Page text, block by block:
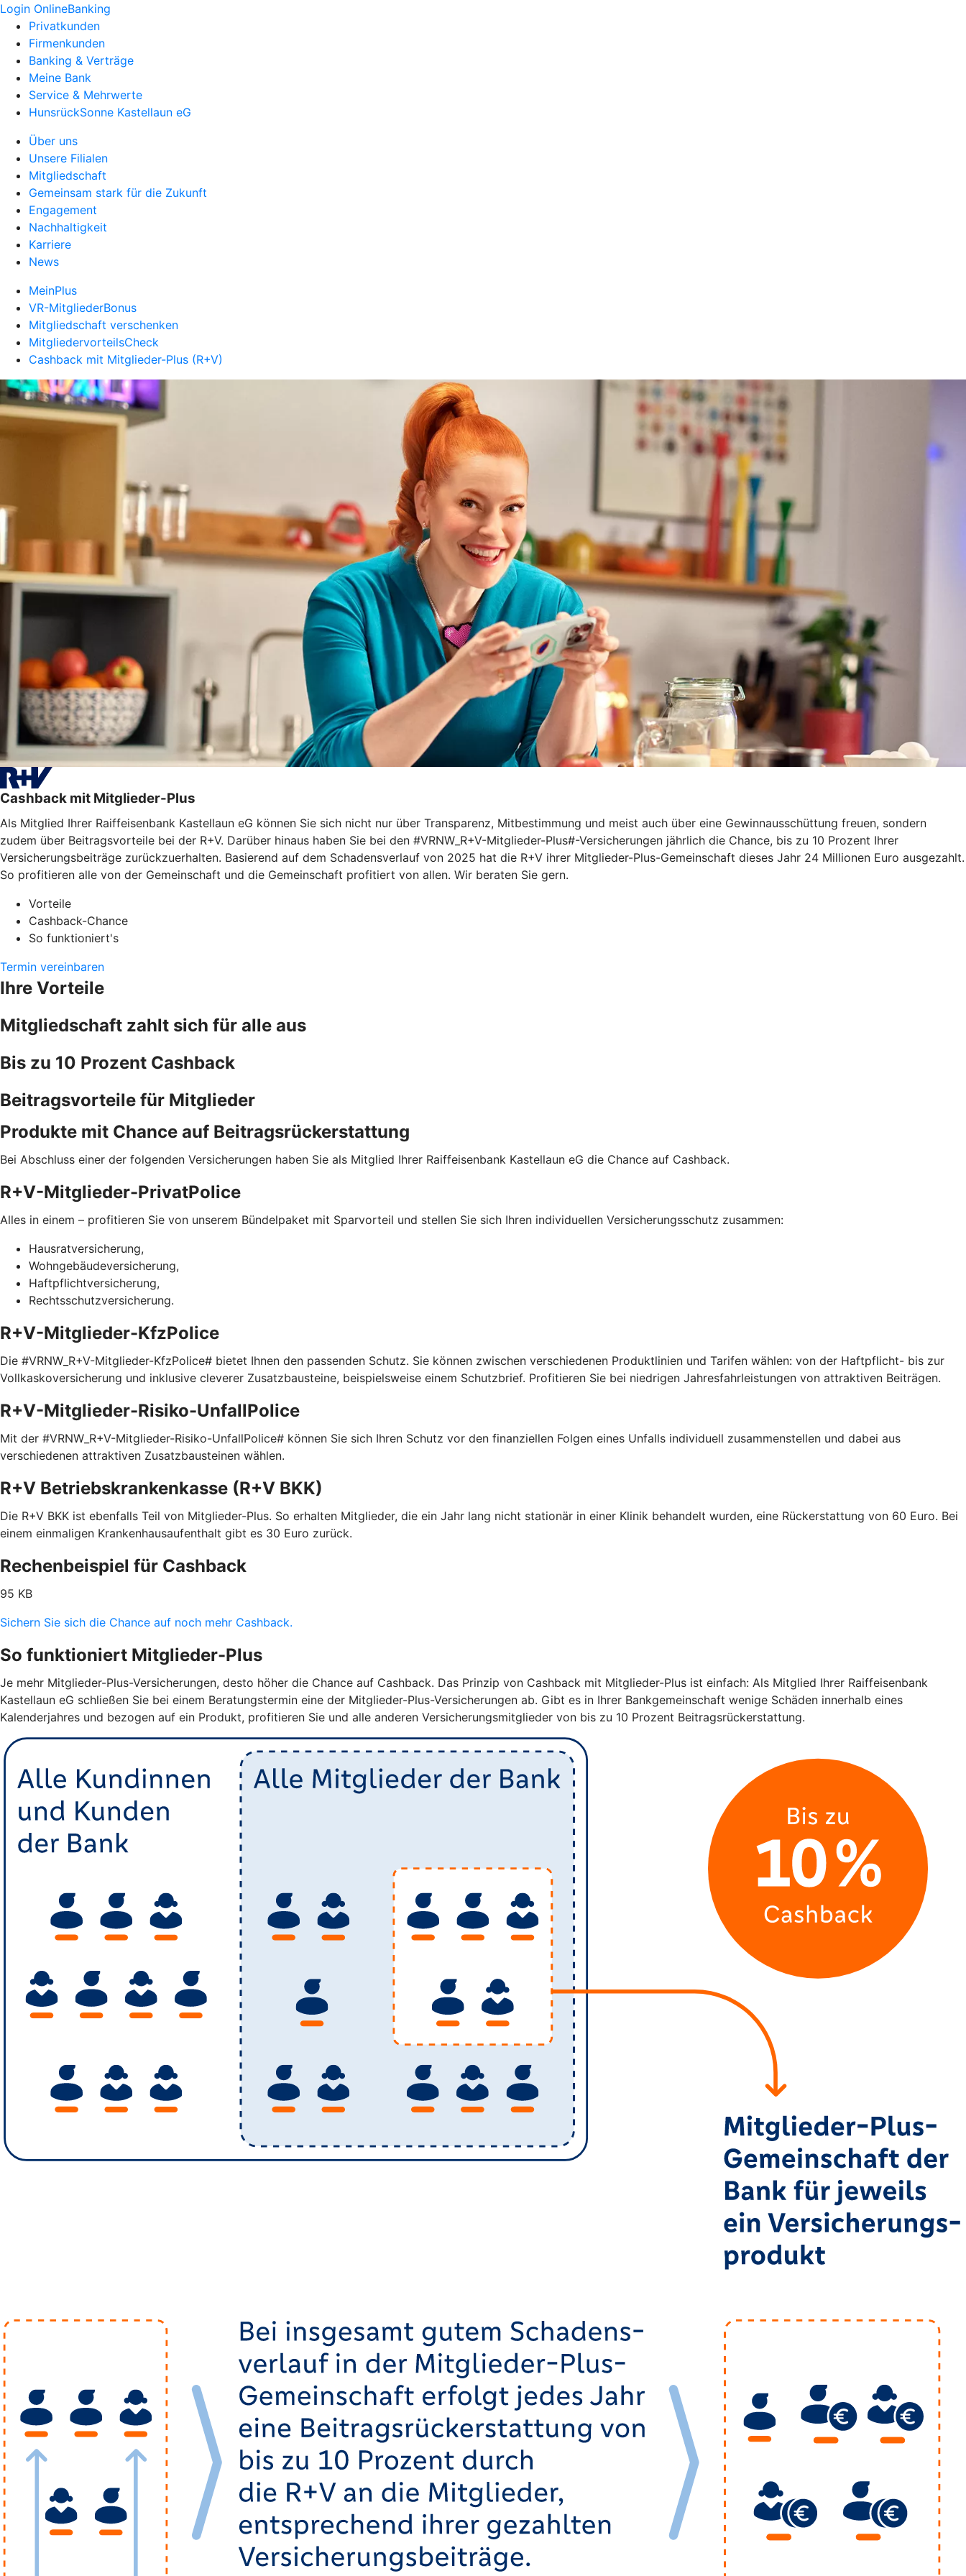
Login OnlineBanking
Privatkunden
Firmenkunden
Banking & Verträge
Meine Bank
Service & Mehrwerte
HunsrückSonne Kastellaun eG
Über uns
Unsere Filialen
Mitgliedschaft
Gemeinsam stark für die Zukunft
Engagement
Nachhaltigkeit
Karriere
News
MeinPlus
VR-MitgliederBonus
Mitgliedschaft verschenken
MitgliedervorteilsCheck
Cashback mit Mitglieder-Plus (R+V)
Cashback mit Mitglieder-Plus
Als Mitglied Ihrer Raiffeisenbank Kastellaun eG können Sie sich nicht nur über Transparenz, Mitbestimmung und meist auch über eine Gewinnausschüttung freuen, sondern
zudem über Beitragsvorteile bei der R+V. Darüber hinaus haben Sie bei den #VRNW_R+V-Mitglieder-Plus#-Versicherungen jährlich die Chance, bis zu 10 Prozent Ihrer
Versicherungsbeiträge zurückzuerhalten. Basierend auf dem Schadensverlauf von 2025 hat die R+V ihrer Mitglieder-Plus-Gemeinschaft dieses Jahr 24 Millionen Euro ausgezahlt.
So profitieren alle von der Gemeinschaft und die Gemeinschaft profitiert von allen. Wir beraten Sie gern.
Vorteile
Cashback-Chance
So funktioniert's
Termin vereinbaren
Ihre Vorteile
Mitgliedschaft zahlt sich für alle aus
Bis zu 10 Prozent Cashback
Beitragsvorteile für Mitglieder
Produkte mit Chance auf Beitragsrückerstattung
Bei Abschluss einer der folgenden Versicherungen haben Sie als Mitglied Ihrer Raiffeisenbank Kastellaun eG die Chance auf Cashback.
R+V-Mitglieder-PrivatPolice
Alles in einem – profitieren Sie von unserem Bündelpaket mit Sparvorteil und stellen Sie sich Ihren individuellen Versicherungsschutz zusammen:
Hausratversicherung,
Wohngebäudeversicherung,
Haftpflichtversicherung,
Rechtsschutzversicherung.
R+V-Mitglieder-KfzPolice
Die #VRNW_R+V-Mitglieder-KfzPolice# bietet Ihnen den passenden Schutz. Sie können zwischen verschiedenen Produktlinien und Tarifen wählen: von der Haftpflicht- bis zur
Vollkaskoversicherung und inklusive cleverer Zusatzbausteine, beispielsweise einem Schutzbrief. Profitieren Sie bei niedrigen Jahresfahrleistungen von attraktiven Beiträgen.
R+V-Mitglieder-Risiko-UnfallPolice
Mit der #VRNW_R+V-Mitglieder-Risiko-UnfallPolice# können Sie sich Ihren Schutz vor den finanziellen Folgen eines Unfalls individuell zusammenstellen und dabei aus
verschiedenen attraktiven Zusatzbausteinen wählen.
R+V Betriebskrankenkasse (R+V BKK)
Die R+V BKK ist ebenfalls Teil von Mitglieder-Plus. So erhalten Mitglieder, die ein Jahr lang nicht stationär in einer Klinik behandelt wurden, eine Rückerstattung von 60 Euro. Bei
einem einmaligen Krankenhausaufenthalt gibt es 30 Euro zurück.
Rechenbeispiel für Cashback
95 KB
Sichern Sie sich die Chance auf noch mehr Cashback.
So funktioniert Mitglieder-Plus
Je mehr Mitglieder-Plus-Versicherungen, desto höher die Chance auf Cashback. Das Prinzip von Cashback mit Mitglieder-Plus ist einfach: Als Mitglied Ihrer Raiffeisenbank
Kastellaun eG schließen Sie bei einem Beratungstermin eine der Mitglieder-Plus-Versicherungen ab. Gibt es in Ihrer Bankgemeinschaft wenige Schäden innerhalb eines
Kalenderjahres und bezogen auf ein Produkt, profitieren Sie und alle anderen Versicherungsmitglieder von bis zu 10 Prozent Beitragsrückerstattung.